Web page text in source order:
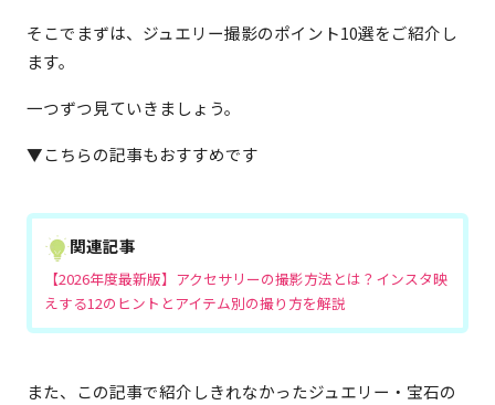
そこでまずは、ジュエリー撮影のポイント10選をご紹介し
ます。
一つずつ見ていきましょう。
▼こちらの記事もおすすめです
関連記事
【2026年度最新版】アクセサリーの撮影方法とは？インスタ映
えする12のヒントとアイテム別の撮り方を解説
また、この記事で紹介しきれなかったジュエリー・宝石の